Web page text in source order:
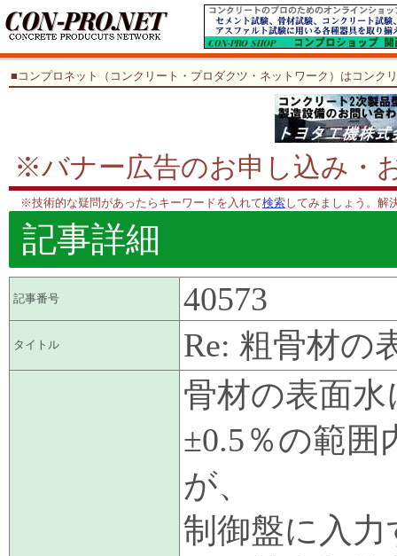
■コンプロネット（コンクリート・プロダクツ・ネットワーク）はコンク
※バナー広告のお申し込み・
※技術的な疑問があったらキーワードを入れて検索してみましょう。解
記事詳細
記事番号 40573
タイトル Re: 粗骨材の
骨材の表面水
±0.5％の範囲
が、
制御盤に入